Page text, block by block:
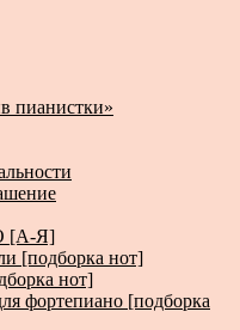
статьи…
пианистки»
[А-Я]
[подборка нот]
нот]
фортепиано [подборка